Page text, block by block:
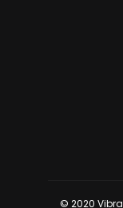
© 2020